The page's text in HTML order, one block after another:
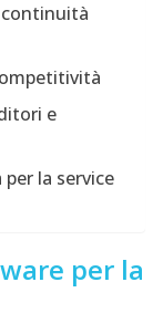
e
la service
per la